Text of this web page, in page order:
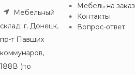
Мебельный
склад: г. Донецк,
пр-т Павших
коммунаров,
188В (по
Мебель на заказ
Контакты
Вопрос-ответ